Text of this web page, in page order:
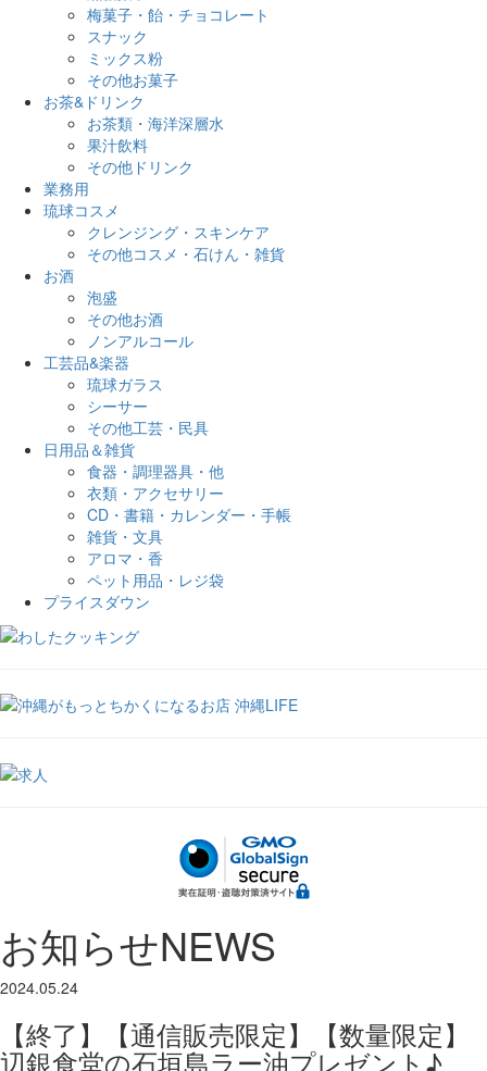
梅菓子・飴・チョコレート
スナック
ミックス粉
その他お菓子
お茶&ドリンク
お茶類・海洋深層水
果汁飲料
その他ドリンク
業務用
琉球コスメ
クレンジング・スキンケア
その他コスメ・石けん・雑貨
お酒
泡盛
その他お酒
ノンアルコール
工芸品&楽器
琉球ガラス
シーサー
その他工芸・民具
日用品＆雑貨
食器・調理器具・他
衣類・アクセサリー
CD・書籍・カレンダー・手帳
雑貨・文具
アロマ・香
ペット用品・レジ袋
プライスダウン
お知らせNEWS
2024.05.24
【終了】【通信販売限定】【数量限定】
辺銀食堂の石垣島ラー油プレゼント♪